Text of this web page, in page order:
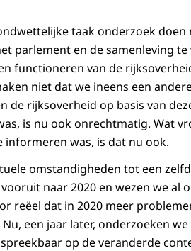
taak onderzoek doen
parlement en de samenleving te
functioneren van de
niet dat we ineens een
de rijksoverheid op basis van
is nu ook onrechtmatig. Wat
informeren was, is dat nu ook.
omstandigheden tot een
naar 2020 en wezen we al
reëel dat in 2020 meer
een jaar later, onderzoeken
op de veranderde